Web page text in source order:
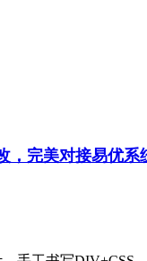
，完美对接易优系